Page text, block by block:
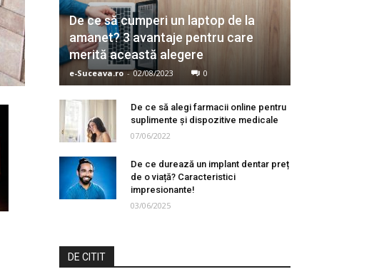
De ce să cumperi un laptop de la
amanet? 3 avantaje pentru care
merită această alegere
e-Suceava.ro - 02/08/2023 0
De ce să alegi farmacii online pentru
suplimente şi dispozitive medicale
07/06/2022
De ce durează un implant dentar preț
de o viață? Caracteristici
impresionante!
03/06/2025
DE CITIT